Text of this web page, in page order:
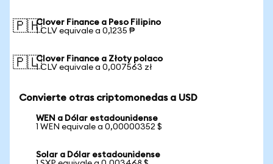
🇵🇭Clover Finance a Peso Filipino
1 CLV equivale a 0,1235 ₱
🇵🇱Clover Finance a Złoty polaco
1 CLV equivale a 0,007563 zł
Convierte otras criptomonedas a USD
WEN a Dólar estadounidense
1 WEN equivale a 0,00000352 $
Solar a Dólar estadounidense